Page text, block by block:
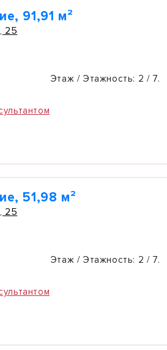
91,91 м²
25
Этаж / Этажность: 2 / 7.
51,98 м²
25
Этаж / Этажность: 2 / 7.